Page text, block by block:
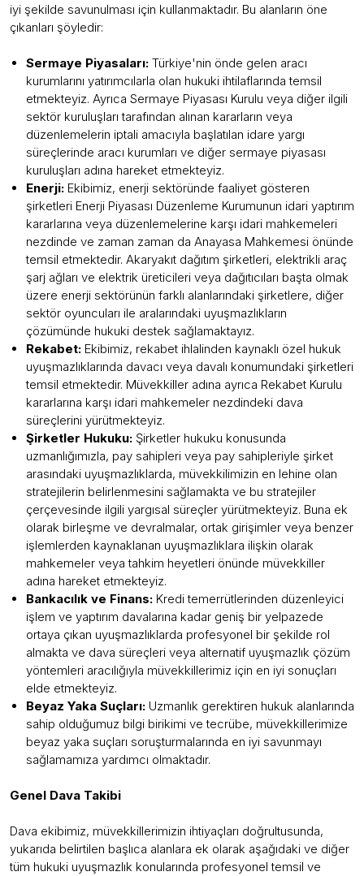
iyi şekilde savunulması için kullanmaktadır. Bu alanların öne
çıkanları şöyledir:
Sermaye Piyasaları: Türkiye'nin önde gelen aracı
kurumlarını yatırımcılarla olan hukuki ihtilaflarında temsil
etmekteyiz. Ayrıca Sermaye Piyasası Kurulu veya diğer ilgili
sektör kuruluşları tarafından alınan kararların veya
düzenlemelerin iptali amacıyla başlatılan idare yargı
süreçlerinde aracı kurumları ve diğer sermaye piyasası
kuruluşları adına hareket etmekteyiz.
Enerji: Ekibimiz, enerji sektöründe faaliyet gösteren
şirketleri Enerji Piyasası Düzenleme Kurumunun idari yaptırım
kararlarına veya düzenlemelerine karşı idari mahkemeleri
nezdinde ve zaman zaman da Anayasa Mahkemesi önünde
temsil etmektedir. Akaryakıt dağıtım şirketleri, elektrikli araç
şarj ağları ve elektrik üreticileri veya dağıtıcıları başta olmak
üzere enerji sektörünün farklı alanlarındaki şirketlere, diğer
sektör oyuncuları ile aralarındaki uyuşmazlıkların
çözümünde hukuki destek sağlamaktayız.
Rekabet: Ekibimiz, rekabet ihlalinden kaynaklı özel hukuk
uyuşmazlıklarında davacı veya davalı konumundaki şirketleri
temsil etmektedir. Müvekkiller adına ayrıca Rekabet Kurulu
kararlarına karşı idari mahkemeler nezdindeki dava
süreçlerini yürütmekteyiz.
Şirketler Hukuku: Şirketler hukuku konusunda
uzmanlığımızla, pay sahipleri veya pay sahipleriyle şirket
arasındaki uyuşmazlıklarda, müvekkilimizin en lehine olan
stratejilerin belirlenmesini sağlamakta ve bu stratejiler
çerçevesinde ilgili yargısal süreçler yürütmekteyiz. Buna ek
olarak birleşme ve devralmalar, ortak girişimler veya benzer
işlemlerden kaynaklanan uyuşmazlıklara ilişkin olarak
mahkemeler veya tahkim heyetleri önünde müvekkiller
adına hareket etmekteyiz.
Bankacılık ve Finans: Kredi temerrütlerinden düzenleyici
işlem ve yaptırım davalarına kadar geniş bir yelpazede
ortaya çıkan uyuşmazlıklarda profesyonel bir şekilde rol
almakta ve dava süreçleri veya alternatif uyuşmazlık çözüm
yöntemleri aracılığıyla müvekkillerimiz için en iyi sonuçları
elde etmekteyiz.
Beyaz Yaka Suçları: Uzmanlık gerektiren hukuk alanlarında
sahip olduğumuz bilgi birikimi ve tecrübe, müvekkillerimize
beyaz yaka suçları soruşturmalarında en iyi savunmayı
sağlamamıza yardımcı olmaktadır.
Genel Dava Takibi
Dava ekibimiz, müvekkillerimizin ihtiyaçları doğrultusunda,
yukarıda belirtilen başlıca alanlara ek olarak aşağıdaki ve diğer
tüm hukuki uyuşmazlık konularında profesyonel temsil ve